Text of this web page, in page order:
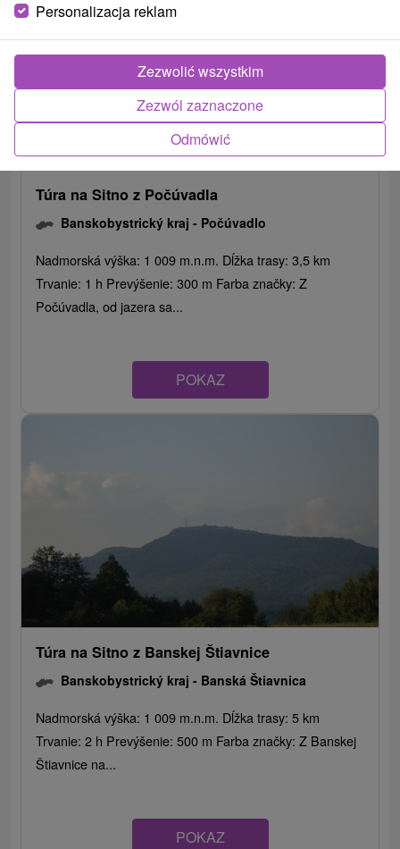
Túra na Sitno z Počúvadla
Banskobystrický kraj - Počúvadlo
Nadmorská výška: 1 009 m.n.m. Dĺžka trasy: 3,5 km
Trvanie: 1 h Prevýšenie: 300 m Farba značky: Z
Počúvadla, od jazera sa...
POKAZ
Túra na Sitno z Banskej Štiavnice
Banskobystrický kraj - Banská Štiavnica
Nadmorská výška: 1 009 m.n.m. Dĺžka trasy: 5 km
Trvanie: 2 h Prevýšenie: 500 m Farba značky: Z Banskej
Štiavnice na...
POKAZ
Personalizacja reklam
Odmówić
Zezwól zaznaczone
Zezwolić wszystkim